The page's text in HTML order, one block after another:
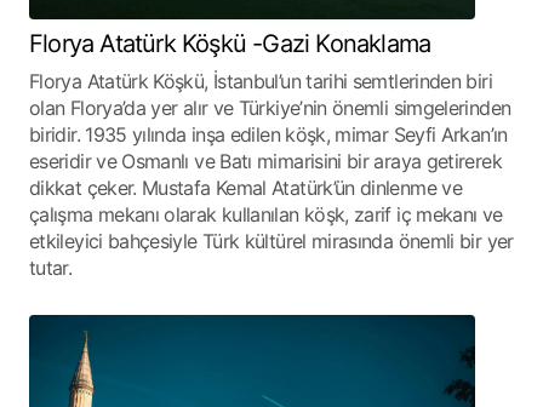
Florya Atatürk Köşkü -Gazi Konaklama
Florya Atatürk Köşkü, İstanbul’un tarihi semtlerinden biri
olan Florya’da yer alır ve Türkiye’nin önemli simgelerinden
biridir. 1935 yılında inşa edilen köşk, mimar Seyfi Arkan’ın
eseridir ve Osmanlı ve Batı mimarisini bir araya getirerek
dikkat çeker. Mustafa Kemal Atatürk’ün dinlenme ve
çalışma mekanı olarak kullanılan köşk, zarif iç mekanı ve
etkileyici bahçesiyle Türk kültürel mirasında önemli bir yer
tutar.